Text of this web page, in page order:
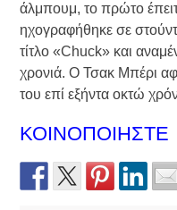
άλμπουμ, το πρώτο
ηχογραφήθηκε σε
τίτλο «Chuck» και
χρονιά. Ο Τσακ Μπέρι
του επί εξήντα οκτώ
ΚΟΙΝΟΠΟΙΗΣΤΕ